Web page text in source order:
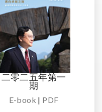
二零二五年第一
期
E-book | PDF